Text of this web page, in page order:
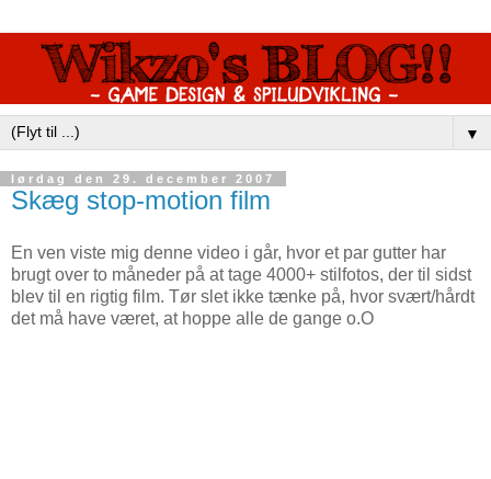
▼
lørdag den 29. december 2007
Skæg stop-motion film
En ven viste mig denne video i går, hvor et par gutter har
brugt over to måneder på at tage 4000+ stilfotos, der til sidst
blev til en rigtig film. Tør slet ikke tænke på, hvor svært/hårdt
det må have været, at hoppe alle de gange o.O